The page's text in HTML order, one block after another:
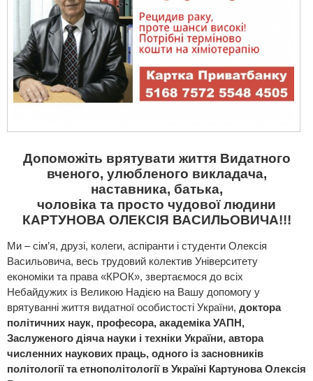
Допоможіть врятувати життя Видатного
вченого, улюбленого викладача,
наставника, батька,
чоловіка та просто чудової людини
КАРТУНОВА ОЛЕКСІЯ ВАСИЛЬОВИЧА!!!
Ми – сім’я, друзі, колеги, аспіранти і студенти Олексія
Васильовича, весь трудовий колектив Університету
економіки та права «КРОК», звертаємося до всіх
Небайдужих із Великою Надією на Вашу допомогу у
врятуванні життя видатної особистості України, доктора
політичних наук, професора, академіка УАПН,
Заслуженого діяча науки і техніки України, автора
численних наукових праць, одного із засновників
політології та етнополітології в Україні Картунова Олексія